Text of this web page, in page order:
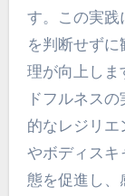
す。この実践
を判断せず
理が向上しま
ドフルネス
的なレジリエ
やボディスキ
態を促進し、